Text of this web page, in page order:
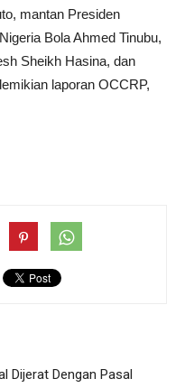
mantan Presiden
Bola Ahmed Tinubu,
Sheikh Hasina, dan
laporan OCCRP,
Dijerat Dengan Pasal